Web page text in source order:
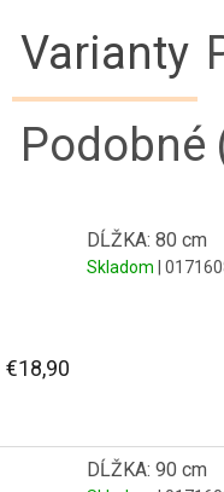
Varianty
Podobné
DĹŽKA: 80 cm
Skladom |
€18,90
DĹŽKA: 90 cm